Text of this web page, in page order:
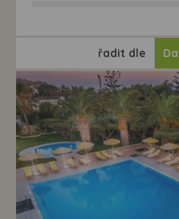
řadit dle